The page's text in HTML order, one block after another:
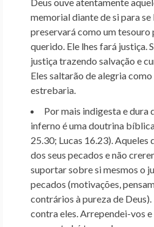
Deus ouve atentamente
memorial diante de si para se
preservará como um tesouro
querido. Ele lhes fará justiça.
justiça trazendo salvação e
Eles saltarão de alegria
estrebaria.
Por mais indigesta e dura
inferno é uma doutrina
25.30; Lucas 16.23). Aqueles
dos seus pecados e não
suportar sobre si mesmos o
pecados (motivações,
contrários à pureza de
contra eles. Arrependei-vos